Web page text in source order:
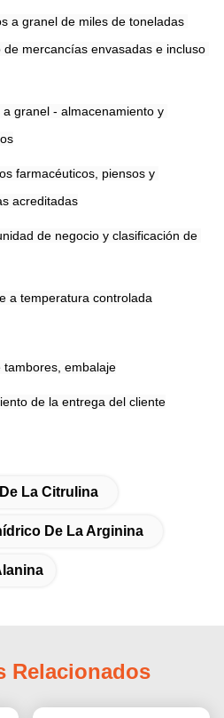
a granel de miles de toneladas
mercancías envasadas e incluso
granel - almacenamiento y
farmacéuticos, piensos y
acreditadas
de negocio y clasificación de
a temperatura controlada
tambores, embalaje
de la entrega del cliente
La Citrulina
De La Arginina
Relacionados